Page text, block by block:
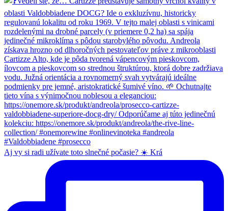
Aj vy si radi užívate toto slnečné počasie? ☀️ Krá